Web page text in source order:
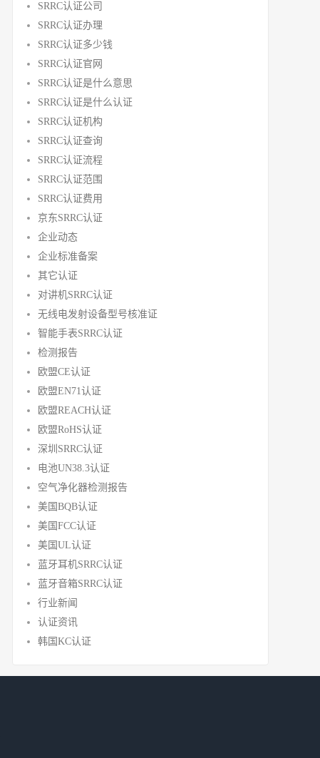
SRRC认证公司
SRRC认证办理
SRRC认证多少钱
SRRC认证官网
SRRC认证是什么意思
SRRC认证是什么认证
SRRC认证机构
SRRC认证查询
SRRC认证流程
SRRC认证范围
SRRC认证费用
京东SRRC认证
企业动态
企业标准备案
其它认证
对讲机SRRC认证
无线电发射设备型号核准证
智能手表SRRC认证
检测报告
欧盟CE认证
欧盟EN71认证
欧盟REACH认证
欧盟RoHS认证
深圳SRRC认证
电池UN38.3认证
空气净化器检测报告
美国BQB认证
美国FCC认证
美国UL认证
蓝牙耳机SRRC认证
蓝牙音箱SRRC认证
行业新闻
认证资讯
韩国KC认证